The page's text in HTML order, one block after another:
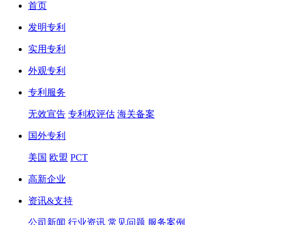
首页
发明专利
实用专利
外观专利
专利服务
无效宣告 专利权评估 海关备案
国外专利
美国 欧盟 PCT
高新企业
资讯&支持
公司新闻 行业资讯 常见问题 服务案例